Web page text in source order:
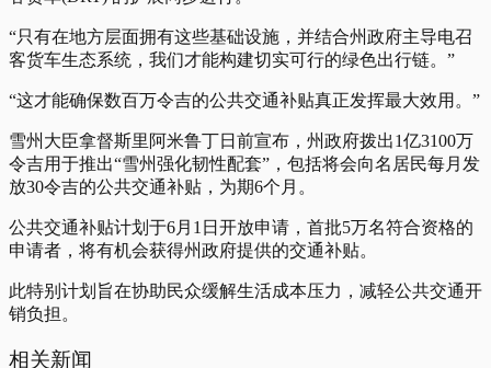
“只有在地方层面拥有这些基础设施，并结合州政府主导电召
客货车生态系统，我们才能构建切实可行的绿色出行链。”
“这才能确保数百万令吉的公共交通补贴真正发挥最大效用。”
雪州大臣拿督斯里阿米鲁丁日前宣布，州政府拨出1亿3100万
令吉用于推出“雪州强化韧性配套”，包括将会向名居民每月发
放30令吉的公共交通补贴，为期6个月。
公共交通补贴计划于6月1日开放申请，首批5万名符合资格的
申请者，将有机会获得州政府提供的交通补贴。
此特别计划旨在协助民众缓解生活成本压力，减轻公共交通开
销负担。
相关新闻